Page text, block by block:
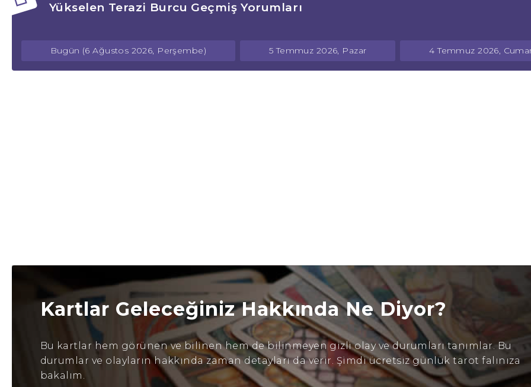
Yükselen Terazi Burcu Geçmiş Yorumları
Bugün (6 Ağustos 2026, Perşembe) 5 Temmuz 2026, Pazar 4 Temmuz 2026,
Kartlar Geleceğiniz Hakkında Ne Diyor?
Bu kartlar hem görünen ve bilinen hem de bilinmeyen gizli olay ve durumları tanımlar. Bu
durumlar ve olayların hakkında zaman detayları da verir. Şimdi ücretsiz günlük tarot falınıza
bakalım.